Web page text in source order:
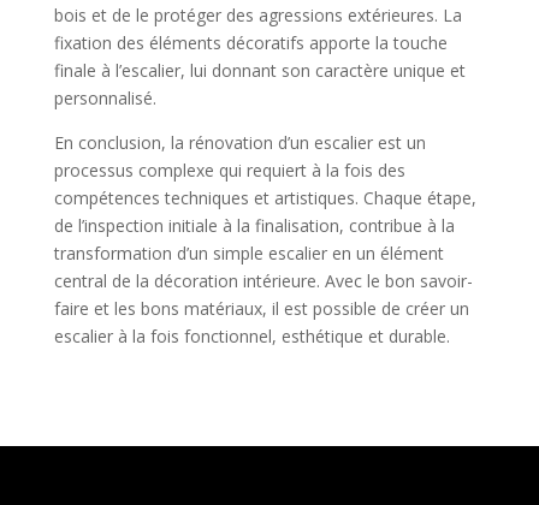
bois et de le protéger des agressions extérieures. La
fixation des éléments décoratifs apporte la touche
finale à l’escalier, lui donnant son caractère unique et
personnalisé.
En conclusion, la rénovation d’un escalier est un
processus complexe qui requiert à la fois des
compétences techniques et artistiques. Chaque étape,
de l’inspection initiale à la finalisation, contribue à la
transformation d’un simple escalier en un élément
central de la décoration intérieure. Avec le bon savoir-
faire et les bons matériaux, il est possible de créer un
escalier à la fois fonctionnel, esthétique et durable.